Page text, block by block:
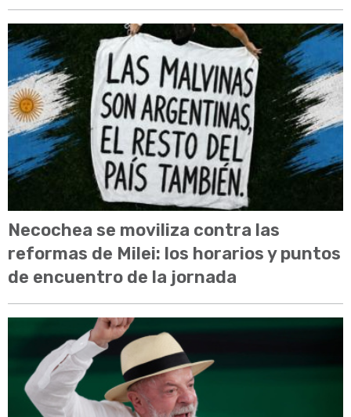
Necochea se moviliza contra las
reformas de Milei: los horarios y puntos
de encuentro de la jornada